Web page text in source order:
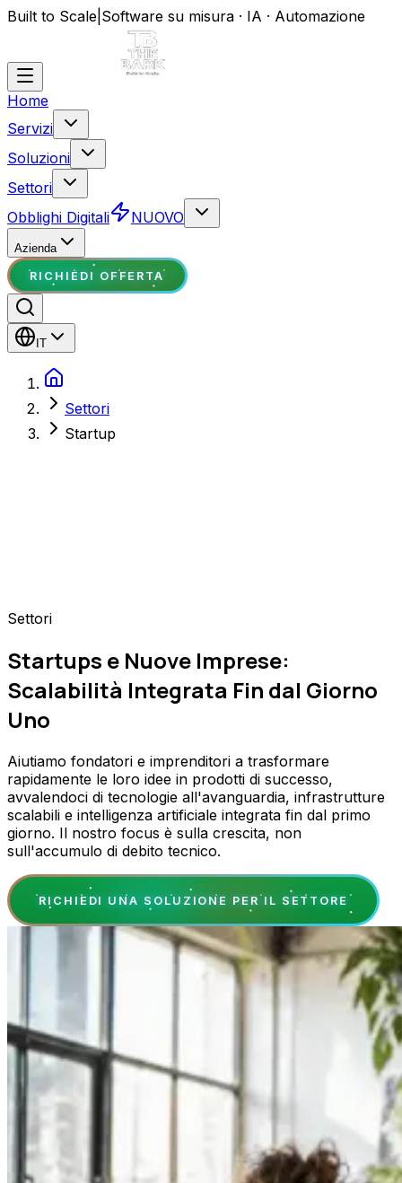
Built to Scale Software su misura · IA · Automazione
Home
Servizi
Soluzioni
Settori
Obblighi Digitali
NUOVO
Azienda
RICHIEDI OFFERTA
IT
Settori
Startup
Settori
Startups e Nuove Imprese:
Scalabilità Integrata Fin dal Giorno
Uno
Aiutiamo fondatori e imprenditori a trasformare
rapidamente le loro idee in prodotti di successo,
avvalendoci di tecnologie all'avanguardia, infrastrutture
scalabili e intelligenza artificiale integrata fin dal primo
giorno. Il nostro focus è sulla crescita, non
sull'accumulo di debito tecnico.
RICHIEDI UNA SOLUZIONE PER IL SETTORE